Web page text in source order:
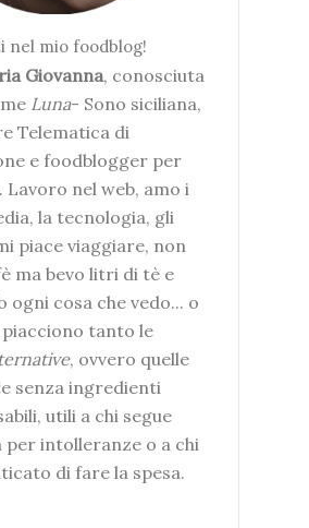
nel mio foodblog!
Giovanna, conosciuta
Luna- Sono siciliana,
Telematica di
e foodblogger per
Lavoro nel web, amo i
la tecnologia, gli
piace viaggiare, non
ma bevo litri di tè e
cosa che vedo... o
piacciono tanto le
, ovvero quelle
senza ingredienti
utili a chi segue
per intolleranze o a chi
di fare la spesa.